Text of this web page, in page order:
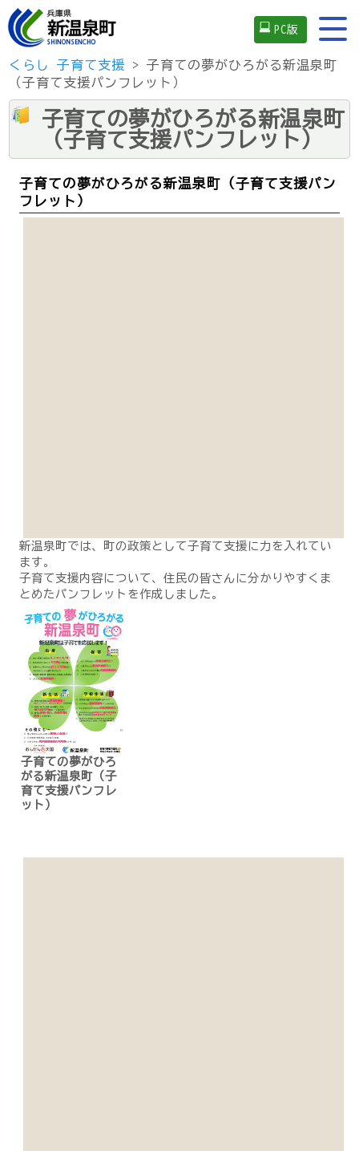
PC版
くらし 子育て支援 > 子育ての夢がひろがる新温泉町
（子育て支援パンフレット）
子育ての夢がひろがる新温泉町
（子育て支援パンフレット）
子育ての夢がひろがる新温泉町（子育て支援パン
フレット）
新温泉町では、町の政策として子育て支援に力を入れてい
ます。
子育て支援内容について、住民の皆さんに分かりやすくま
とめたパンフレットを作成しました。
子育ての夢がひろ
がる新温泉町（子
育て支援パンフレ
ット）